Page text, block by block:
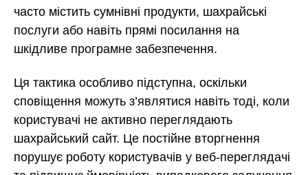
часто містить сумнівні продукти, шахрайські
послуги або навіть прямі посилання на
шкідливе програмне забезпечення.
Ця тактика особливо підступна, оскільки
сповіщення можуть з’являтися навіть тоді, коли
користувачі не активно переглядають
шахрайський сайт. Це постійне вторгнення
порушує роботу користувачів у веб-переглядачі